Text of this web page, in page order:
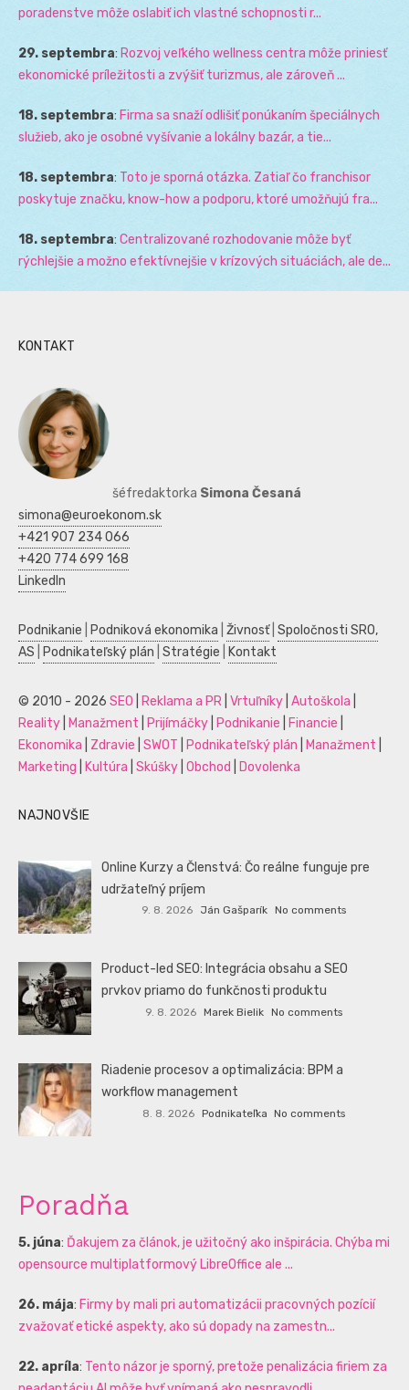
poradenstve môže oslabiť ich vlastné schopnosti r...
29. septembra: Rozvoj veľkého wellness centra môže priniesť
ekonomické príležitosti a zvýšiť turizmus, ale zároveň ...
18. septembra: Firma sa snaží odlišiť ponúkaním špeciálnych
služieb, ako je osobné vyšívanie a lokálny bazár, a tie...
18. septembra: Toto je sporná otázka. Zatiaľ čo franchisor
poskytuje značku, know-how a podporu, ktoré umožňujú fra...
18. septembra: Centralizované rozhodovanie môže byť
rýchlejšie a možno efektívnejšie v krízových situáciách, ale de...
KONTAKT
šéfredaktorka Simona Česaná
simona@euroekonom.sk
+421 907 234 066
+420 774 699 168
LinkedIn
Podnikanie Podniková ekonomika Živnosť| Spoločnosti SRO,
AS
Podnikateľský plán Stratégie Kontakt
© 2010 - 2026 SEO Reklama a PR Vrtuľníky Autoškola
Reality
Manažment Prijímáčky Podnikanie Financie
Ekonomika
Zdravie SWOT Podnikateľský plán Manažment
Marketing
Kultúra Skúšky Obchod Dovolenka
NAJNOVŠIE
Online Kurzy a Členstvá: Čo reálne funguje pre
udržateľný príjem
9. 8. 2026 Ján Gašparík No comments
Product-led SEO: Integrácia obsahu a SEO
prvkov priamo do funkčnosti produktu
9. 8. 2026 Marek Bielik No comments
Riadenie procesov a optimalizácia: BPM a
workflow management
8. 8. 2026 Podnikateľka No comments
Poradňa
5. júna: Ďakujem za článok, je užitočný ako inšpirácia. Chýba mi
opensource multiplatformový LibreOffice ale ...
26. mája: Firmy by mali pri automatizácii pracovných pozícií
zvažovať etické aspekty, ako sú dopady na zamestn...
22. apríla: Tento názor je sporný, pretože penalizácia firiem za